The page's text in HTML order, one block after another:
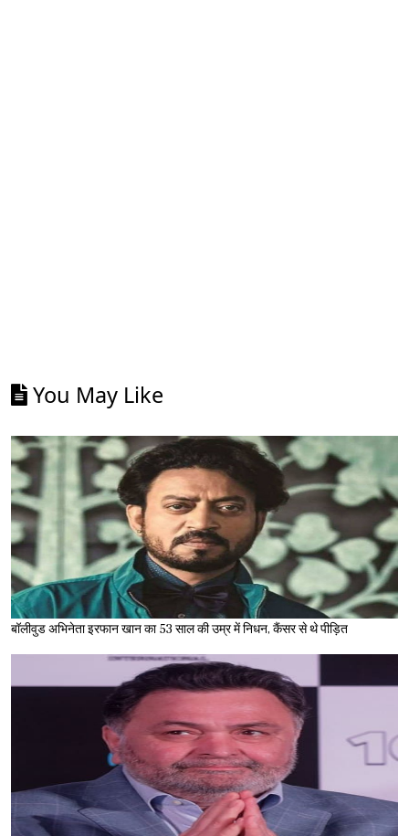
You May Like
बॉलीवुड अभिनेता इरफान खान का 53 साल की उम्र में निधन, कैंसर से थे पीड़ित